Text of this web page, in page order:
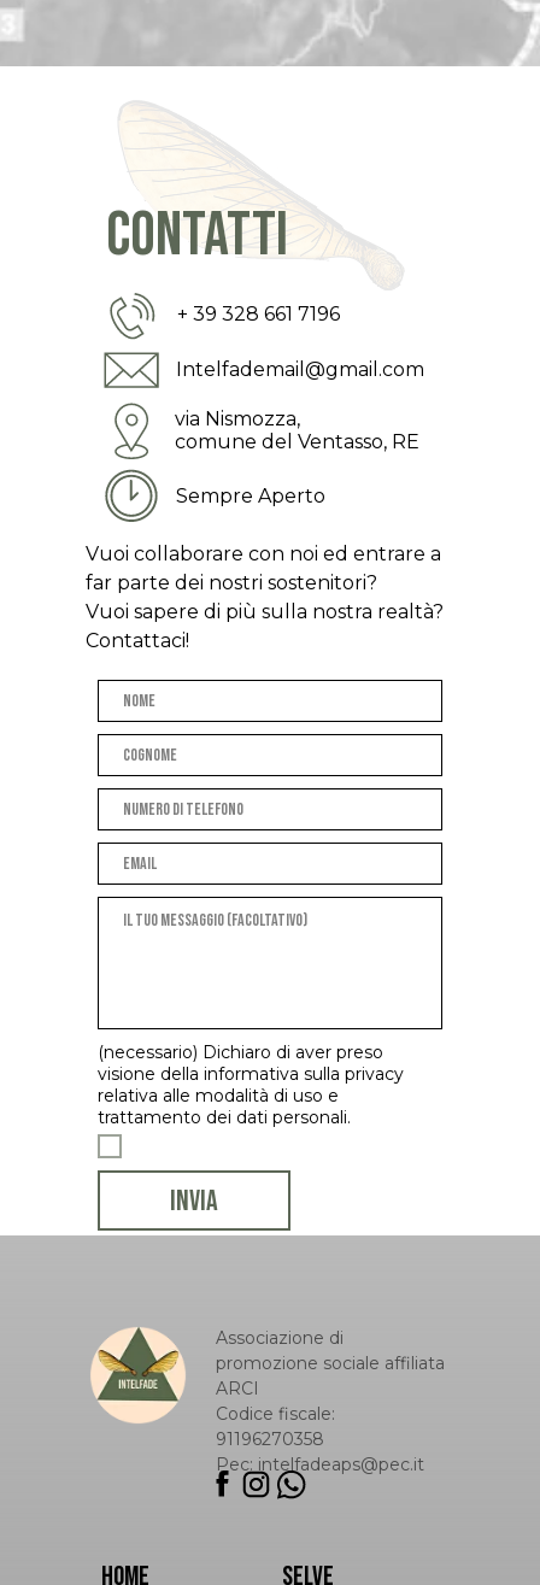
contatti
Intelfademail@gmail.com
via Nismozza,
comune del Ventasso, RE
Sempre Aperto
+ 39 328 661 7196
Vuoi collaborare con noi ed entrare a
far parte dei nostri sostenitori?
Vuoi sapere di più sulla nostra realtà?
Contattaci!
(necessario) Dichiaro di aver preso
visione della informativa sulla privacy
relativa alle modalità di uso e
trattamento dei dati personali.
INVIA
HOME SELVE
Associazione di
promozione sociale affiliata
ARCI
Codice fiscale:
91196270358
Pec: intelfadeaps@pec.it